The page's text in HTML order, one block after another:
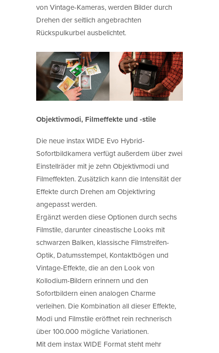
von Vintage-Kameras, werden Bilder durch
Drehen der seitlich angebrachten
Rückspulkurbel ausbelichtet.
Objektivmodi, Filmeffekte und -stile
Die neue instax WIDE Evo Hybrid-
Sofortbildkamera verfügt außerdem über zwei
Einstellräder mit je zehn Objektivmodi und
Filmeffekten. Zusätzlich kann die Intensität der
Effekte durch Drehen am Objektivring
angepasst werden.
Ergänzt werden diese Optionen durch sechs
Filmstile, darunter cineastische Looks mit
schwarzen Balken, klassische Filmstreifen-
Optik, Datumsstempel, Kontaktbögen und
Vintage-Effekte, die an den Look von
Kollodium-Bildern erinnern und den
Sofortbildern einen analogen Charme
verleihen. Die Kombination all dieser Effekte,
Modi und Filmstile eröffnet rein rechnerisch
über 100.000 mögliche Variationen.
Mit dem instax WIDE Format steht mehr